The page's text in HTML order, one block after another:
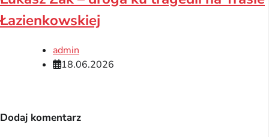
Łazienkowskiej
admin
18.06.2026
Dodaj komentarz